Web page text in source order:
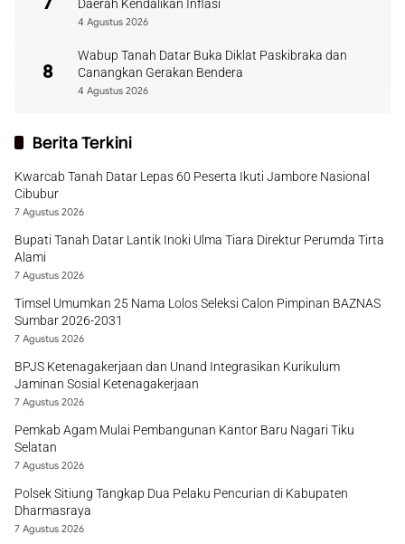
Daerah Kendalikan Inflasi
4 Agustus 2026
8
Wabup Tanah Datar Buka Diklat Paskibraka dan
Canangkan Gerakan Bendera
4 Agustus 2026
Berita Terkini
Kwarcab Tanah Datar Lepas 60 Peserta Ikuti Jambore Nasional
Cibubur
7 Agustus 2026
Bupati Tanah Datar Lantik Inoki Ulma Tiara Direktur Perumda Tirta
Alami
7 Agustus 2026
Timsel Umumkan 25 Nama Lolos Seleksi Calon Pimpinan BAZNAS
Sumbar 2026-2031
7 Agustus 2026
BPJS Ketenagakerjaan dan Unand Integrasikan Kurikulum
Jaminan Sosial Ketenagakerjaan
7 Agustus 2026
Pemkab Agam Mulai Pembangunan Kantor Baru Nagari Tiku
Selatan
7 Agustus 2026
Polsek Sitiung Tangkap Dua Pelaku Pencurian di Kabupaten
Dharmasraya
7 Agustus 2026